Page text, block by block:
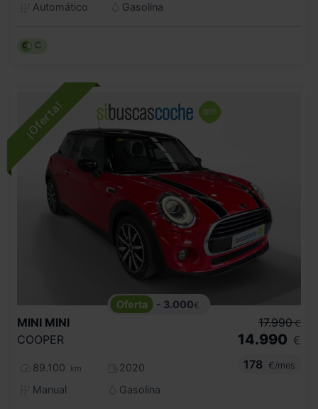
Automático
Gasolina
C
- 3.000€
MINI MINI
COOPER
89.100 km
2020
Manual
Gasolina
17.990 €
14.990 €
178
€/mes